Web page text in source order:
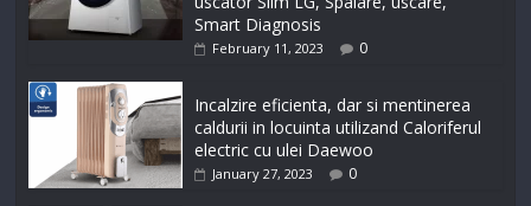
Smart Diagnosis
February 11, 2023 0
Incalzire eficienta, dar si mentinerea
caldurii in locuinta utilizand Caloriferul
electric cu ulei Daewoo
January 27, 2023 0